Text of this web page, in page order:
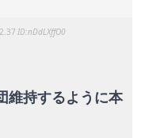
nDdLXffO0
維持するように本